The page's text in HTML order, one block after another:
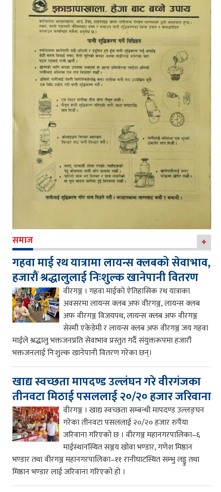
समाज
गहवा माई रथ यात्रामा लायन्स क्लबको सेवाभाव,
हजारौं श्रद्धालुलाई निःशुल्क खानेपानी वितरण
वीरगञ्ज । गहवा माईको ऐतिहासिक रथ यात्राका
अवसरमा लायन्स क्लब अफ वीरगञ्ज, लायन्स क्लब
अफ वीरगञ्ज विजयपथ, लायन्स क्लब अफ वीरगञ्ज
सेस्मी एकेडेमी र लायन्स क्लब अफ वीरगञ्ज जय गहवा
माईले श्रद्धालु भक्तजनप्रति सेवाभाव प्रस्तुत गर्दै संयुक्तरूपमा हजारौं
भक्तजनलाई निःशुल्क खानेपानी वितरण गरेका छन्।
खाद्य स्वच्छता मापदण्ड उल्लंघन गरे वीरगंजका
तीनवटा मिठाई पसललाई २०/२० हजार जरिवाना
वीरगञ्ज । खाद्य स्वच्छता सम्बन्धी मापदण्ड उल्लङ्घन
गरेका तीनवटा पसललाई २०/२० हजार रुपैया
जरिवाना गरिएको छ । वीरगञ्ज महानगरपालिका–६
माईस्थानस्थित सञ्जय खोवा भण्डार, गणेश मिष्ठान
भण्डार तथा वीरगञ्ज महानगरपालिका–११ रानीघाटस्थित सम्भु लड्डु तथा
मिष्ठान भण्डार लाई जरिवाना गरिएको हो ।